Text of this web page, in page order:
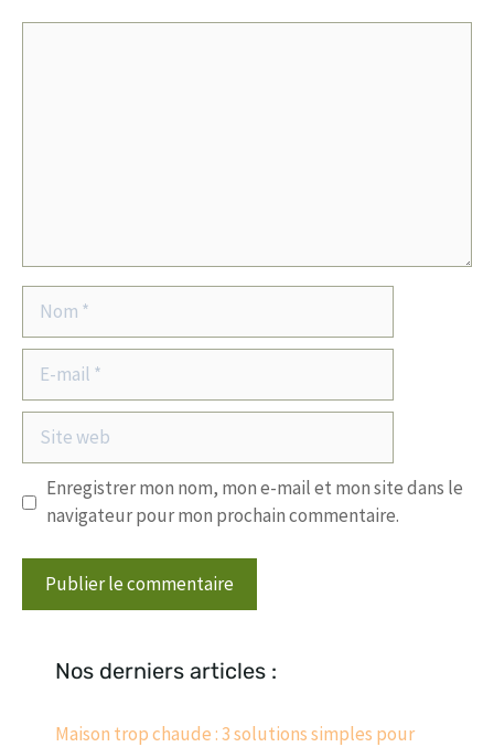
Nom
mail
Site
web
Enregistrer mon nom, mon e-mail et mon site dans le
navigateur pour mon prochain commentaire.
Nos derniers articles :
Maison trop chaude : 3 solutions simples pour